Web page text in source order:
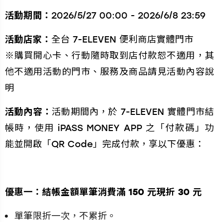
活動期間： 2026/5/27 00:00 - 2026/6/8 23:59
活動店家： 全台 7-ELEVEN 便利商店實體門市
※購買開心卡、行動隨時取到店付款恕不適用，其
他不適用活動的門市、服務及商品請見活動內容說
明
活動內容：活動期間內，於 7-ELEVEN 實體門市結
帳時，使用 iPASS MONEY APP 之「付款碼」功
能並開啟「QR Code」完成付款，享以下優惠：
優惠一：結帳金額單筆消費滿 150 元現折 30 元
單筆限折一次，不累折。